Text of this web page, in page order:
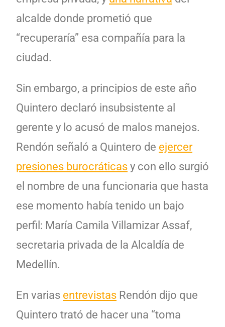
alcalde donde prometió que
“recuperaría” esa compañía para la
ciudad.
Sin embargo, a principios de este año
Quintero declaró insubsistente al
gerente y lo acusó de malos manejos.
Rendón señaló a Quintero de ejercer
presiones burocráticas y con ello surgió
el nombre de una funcionaria que hasta
ese momento había tenido un bajo
perfil: María Camila Villamizar Assaf,
secretaria privada de la Alcaldía de
Medellín.
En varias entrevistas Rendón dijo que
Quintero trató de hacer una “toma